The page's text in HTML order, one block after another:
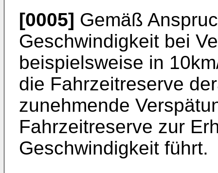
[0005] Gemäß
Geschwindigkeit bei
beispielsweise in
die Fahrzeitreserve
zunehmende
Fahrzeitreserve zur
Geschwindigkeit führt.